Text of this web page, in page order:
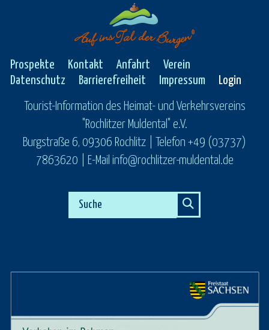
Prospekte Kontakt Anfahrt
Verein
Datenschutz
Barrierefreiheit Impressum Login
Tourist-Information des Heimat- und Verkehrsvereins
"Rochlitzer Muldental" e.V.
Burgstraße 6, 09306 Rochlitz | Telefon +49 (03737)
7863620 | E-Mail info@rochlitzer-muldental.de